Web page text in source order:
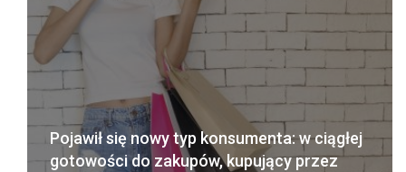
Pojawił się nowy typ konsumenta: w ciągłej
gotowości do zakupów, kupujący przez